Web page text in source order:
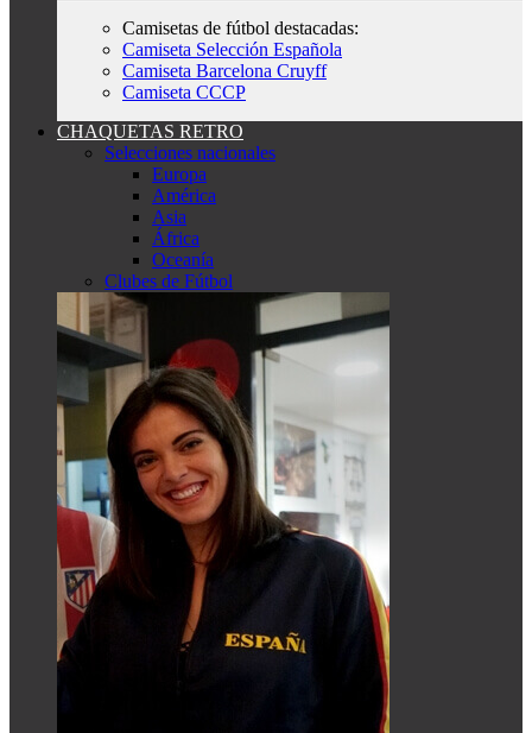
Camisetas de fútbol destacadas:
Camiseta Selección Española
Camiseta Barcelona Cruyff
Camiseta CCCP
CHAQUETAS RETRO
Selecciones nacionales
Europa
América
Asia
África
Oceanía
Clubes de Fútbol